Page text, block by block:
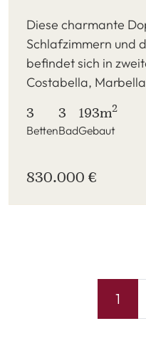
Diese charmante
Schlafzimmern und
befindet sich in
Costabella,
3
Betten
3
Bad
193m2
Gebaut
830.000 €
1